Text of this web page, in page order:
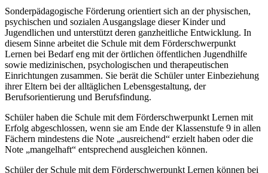
Sonderpädagogische Förderung orientiert sich an der physischen,
psychischen und sozialen Ausgangslage dieser Kinder und
Jugendlichen und unterstützt deren ganzheitliche Entwicklung. In
diesem Sinne arbeitet die Schule mit dem Förderschwerpunkt
Lernen bei Bedarf eng mit der örtlichen öffentlichen Jugendhilfe
sowie medizinischen, psychologischen und therapeutischen
Einrichtungen zusammen. Sie berät die Schüler unter Einbeziehung
ihrer Eltern bei der alltäglichen Lebensgestaltung, der
Berufsorientierung und Berufsfindung.
Schüler haben die Schule mit dem Förderschwerpunkt Lernen mit
Erfolg abgeschlossen, wenn sie am Ende der Klassenstufe 9 in allen
Fächern mindestens die Note „ausreichend“ erzielt haben oder die
Note „mangelhaft“ entsprechend ausgleichen können.
Schüler der Schule mit dem Förderschwerpunkt Lernen können bei